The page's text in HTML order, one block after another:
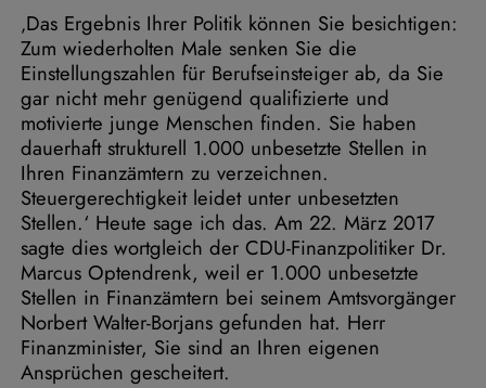
‚Das Ergebnis Ihrer Politik können Sie besichtigen:
Zum wiederholten Male senken Sie die
Einstellungszahlen für Berufseinsteiger ab, da Sie
gar nicht mehr genügend qualifizierte und
motivierte junge Menschen finden. Sie haben
dauerhaft strukturell 1.000 unbesetzte Stellen in
Ihren Finanzämtern zu verzeichnen.
Steuergerechtigkeit leidet unter unbesetzten
Stellen.‘ Heute sage ich das. Am 22. März 2017
sagte dies wortgleich der CDU-Finanzpolitiker Dr.
Marcus Optendrenk, weil er 1.000 unbesetzte
Stellen in Finanzämtern bei seinem Amtsvorgänger
Norbert Walter-Borjans gefunden hat. Herr
Finanzminister, Sie sind an Ihren eigenen
Ansprüchen gescheitert.